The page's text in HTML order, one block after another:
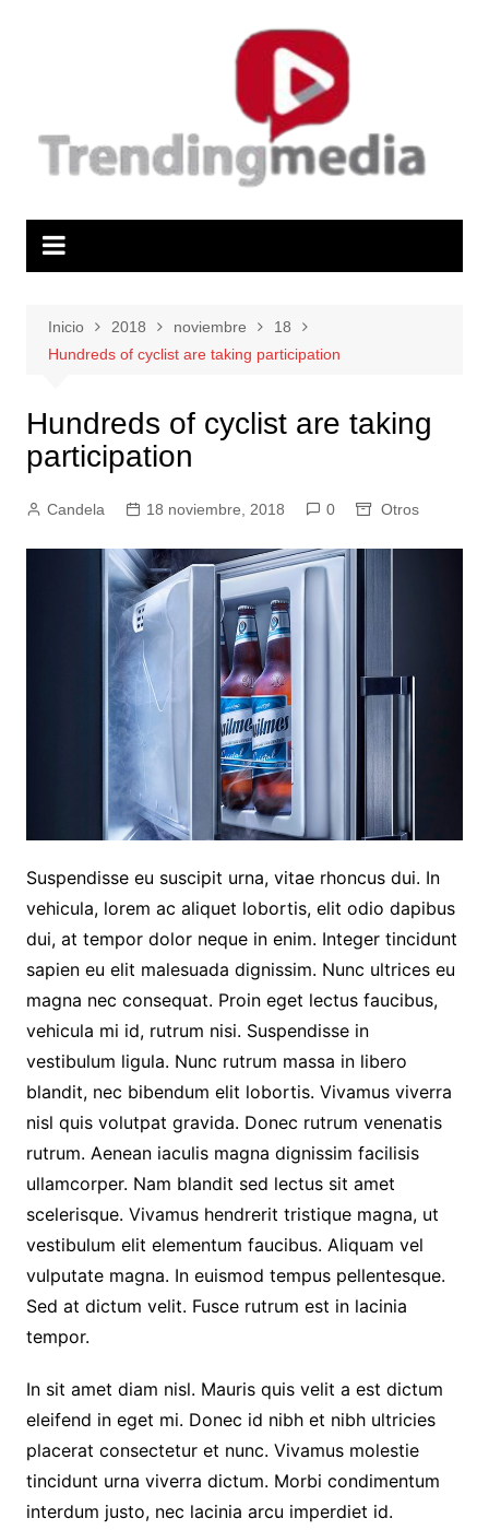
Inicio 2018 noviembre
18
Hundreds of cyclist are taking participation
Hundreds of cyclist are taking
participation
Candela 18 noviembre, 2018 0 Otros
Suspendisse eu suscipit urna, vitae rhoncus dui. In
vehicula, lorem ac aliquet lobortis, elit odio dapibus
dui, at tempor dolor neque in enim. Integer tincidunt
sapien eu elit malesuada dignissim. Nunc ultrices eu
magna nec consequat. Proin eget lectus faucibus,
vehicula mi id, rutrum nisi. Suspendisse in
vestibulum ligula. Nunc rutrum massa in libero
blandit, nec bibendum elit lobortis. Vivamus viverra
nisl quis volutpat gravida. Donec rutrum venenatis
rutrum. Aenean iaculis magna dignissim facilisis
ullamcorper. Nam blandit sed lectus sit amet
scelerisque. Vivamus hendrerit tristique magna, ut
vestibulum elit elementum faucibus. Aliquam vel
vulputate magna. In euismod tempus pellentesque.
Sed at dictum velit. Fusce rutrum est in lacinia
tempor.
In sit amet diam nisl. Mauris quis velit a est dictum
eleifend in eget mi. Donec id nibh et nibh ultricies
placerat consectetur et nunc. Vivamus molestie
tincidunt urna viverra dictum. Morbi condimentum
interdum justo, nec lacinia arcu imperdiet id.